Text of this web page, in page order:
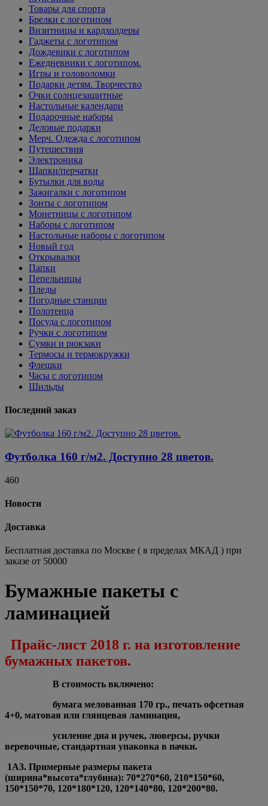
Товары для спорта
Брелки с логотипом
Визитницы и кардхолдеры
Гаджеты с логотипом
Дождевики с логотипом
Ежедневники с логотипом.
Игры и головоломки
Подарки детям. Творчество
Очки солнцезащитные
Настольные календари
Подарочные наборы
Деловые подарки
Мерч. Одежда с логотипом
Путешествия
Электроника
Шапки/перчатки
Бутылки для воды
Зажигалки с логотипом
Зонты с логотипом
Монетницы с логотипом
Наборы с логотипом
Настольные наборы с логотипом
Новый год
Открывалки
Папки
Пепельницы
Пледы
Погодные станции
Полотенца
Посуда с логотипом
Ручки с логотипом
Сумки и рюкзаки
Термосы и термокружки
Флешки
Часы с логотипом
Шильды
Последний заказ
Футболка 160 г/м2. Доступно 28 цветов.
460
Новости
Доставка
Бесплатная доставка по Москве ( в пределах МКАД ) при
заказе от 50000
Бумажные пакеты с
ламинацией
Прайс-лист 2018 г. на изготовление
бумажных пакетов.
В стоимость включено:
бумага мелованная 170 гр., печать офсетная
4+0, матовая или глянцевая ламинация,
усиление дна и ручек, люверсы, ручки
веревочные, стандартная упаковка в пачки.
1А3. Примерные размеры пакета
(ширина*высота*глубина): 70*270*60, 210*150*60,
150*150*70, 120*180*120, 120*140*80, 120*200*80.